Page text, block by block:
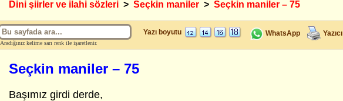
Dini şiirler ve ilahi sözleri > Seçkin maniler > Seçkin maniler – 75
Aradığınız kelime sarı renk ile işaretlenir.
Yazı boyutu WhatsApp Yazıcı
Seçkin maniler – 75
Başımız girdi derde,